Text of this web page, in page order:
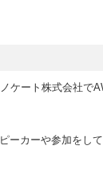
ケート株式会社で
ーカーや参加をし